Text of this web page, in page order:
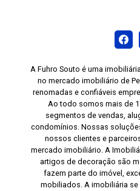
A Fuhro Souto é uma
no mercado imobiliário de
renomadas e confiáveis
Ao todo somos mais de
segmentos de vendas,
condomínios. Nossas
nossos clientes e
mercado imobiliário. A
artigos de decoração são
fazem parte do imóvel,
mobiliados. A imobiliária se